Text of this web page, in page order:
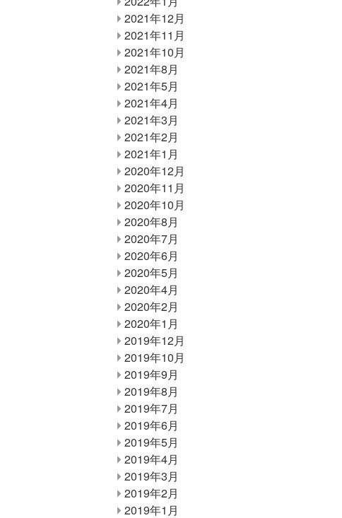
2021年12月
2021年11月
2021年10月
2021年8月
2021年5月
2021年4月
2021年3月
2021年2月
2021年1月
2020年12月
2020年11月
2020年10月
2020年8月
2020年7月
2020年6月
2020年5月
2020年4月
2020年2月
2020年1月
2019年12月
2019年10月
2019年9月
2019年8月
2019年7月
2019年6月
2019年5月
2019年4月
2019年3月
2019年2月
2019年1月